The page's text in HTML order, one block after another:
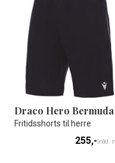
Draco Hero Bermuda
Fritidsshorts til herre
255,-Inkl.